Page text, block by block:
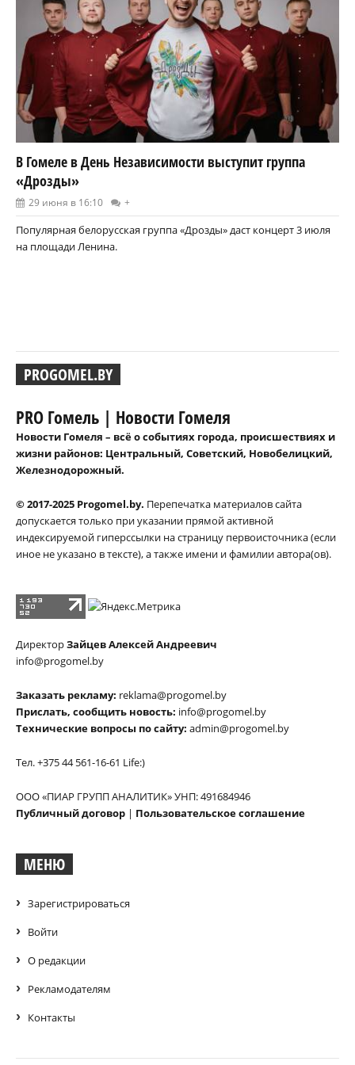
В Гомеле в День Независимости выступит группа
«Дрозды»
29 июня в 16:10 +
Популярная белорусская группа «Дрозды» даст концерт 3 июля
на площади Ленина.
PROGOMEL.BY
PRO Гомель | Новости Гомеля
Новости Гомеля – всё о событиях города, происшествиях и
жизни районов: Центральный, Советский, Новобелицкий,
Железнодорожный.
© 2017-2025 Progomel.by. Перепечатка материалов сайта
допускается только при указании прямой активной
индексируемой гиперссылки на страницу первоисточника (если
иное не указано в тексте), а также имени и фамилии автора(ов).
ДиректорЗайцев Алексей Андреевич
info@progomel.by
Заказать рекламу: reklama@progomel.by
Прислать, сообщить новость: info@progomel.by
Технические вопросы по сайту: admin@progomel.by
Тел. +375 44 561-16-61 Life:)
ООО «ПИАР ГРУПП АНАЛИТИК» УНП: 491684946
Публичный договор | Пользовательское соглашение
МЕНЮ
Зарегистрироваться
Войти
О редакции
Рекламодателям
Контакты